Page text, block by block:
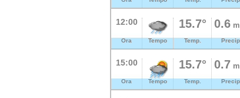
12:00
Ora Tempo
15.7°
Temp.
0.6
Precip
15:00
Ora Tempo
15.7°
Temp.
0.7
Precip